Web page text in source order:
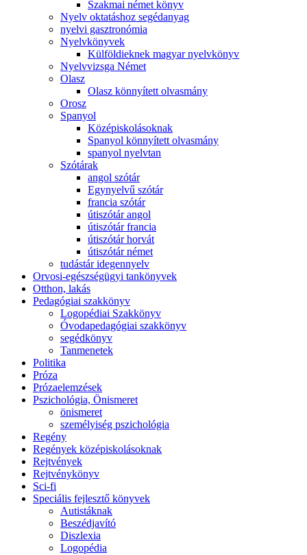
Szakmai német könyv
Nyelv oktatáshoz segédanyag
nyelvi gasztronómia
Nyelvkönyvek
Külföldieknek magyar nyelvkönyv
Nyelvvizsga Német
Olasz
Olasz könnyített olvasmány
Orosz
Spanyol
Középiskolásoknak
Spanyol könnyített olvasmány
spanyol nyelvtan
Szótárak
angol szótár
Egynyelvű szótár
francia szótár
útiszótár angol
útiszótár francia
útiszótár horvát
útiszótár német
tudástár idegennyelv
Orvosi-egészségügyi tankönyvek
Otthon, lakás
Pedagógiai szakkönyv
Logopédiai Szakkönyv
Óvodapedagógiai szakkönyv
segédkönyv
Tanmenetek
Politika
Próza
Prózaelemzések
Pszichológia, Önismeret
önismeret
személyiség pszichológia
Regény
Regények középiskolásoknak
Rejtvények
Rejtvénykönyv
Sci-fi
Speciális fejlesztő könyvek
Autistáknak
Beszédjavító
Diszlexia
Logopédia